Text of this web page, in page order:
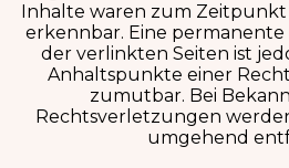
Inhalte waren zum
erkennbar. Eine
der verlinkten Seiten ist
Anhaltspunkte einer
zumutbar. Bei
Rechtsverletzungen
umgehend